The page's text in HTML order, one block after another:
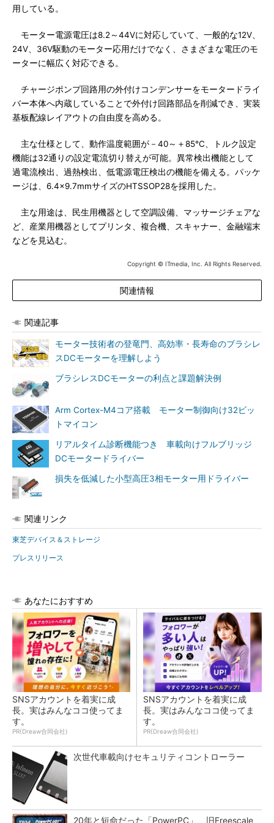
用している。
モーター電源電圧は8.2～44Vに対応していて、一般的な12V、
24V、36V駆動のモーター応用だけでなく、さまざまな電圧のモ
ーターに幅広く対応できる。
チャージポンプ回路用の外付けコンデンサーをモータードライ
バー本体へ内蔵していることで外付け回路部品を削減でき、実装
基板配線レイアウトの自由度を高める。
主な仕様として、動作温度範囲が－40～＋85℃、トルク設定
機能は32通りの設定電流切り替えが可能。異常検出機能として
過電流検出、過熱検出、低電源電圧検出の機能を備える。パッケ
ージは、6.4×9.7mmサイズのHTSSOP28を採用した。
主な用途は、民生用機器として空調設備、マッサージチェアな
ど、産業用機器としてプリンタ、複合機、スキャナー、金融端末
などを見込む。
Copyright © ITmedia, Inc. All Rights Reserved.
関連情報
関連記事
モーター技術者の登竜門、高効率・長寿命のブラシレ
スDCモーターを理解しよう
ブラシレスDCモーターの利点と課題解決例
Arm Cortex-M4コア搭載 モーター制御向け32ビッ
トマイコン
リアルタイム診断機能つき 車載向けフルブリッジ
DCモータードライバー
損失を低減した小型高圧3相モーター用ドライバー
関連リンク
東芝デバイス＆ストレージ
プレスリリース
あなたにおすすめ
SNSアカウントを着実に成
長。実はみんなココ使ってま
す。
PR(Dreaw合同会社)
SNSアカウントを着実に成
長。実はみんなココ使ってま
す。
PR(Dreaw合同会社)
次世代車載向けセキュリティコントローラー
20年と短命だった「PowerPC」、旧Freescale